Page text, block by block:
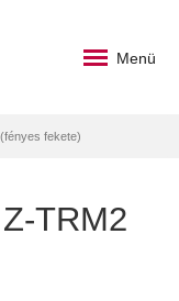
Menü
fekete)
TRM2